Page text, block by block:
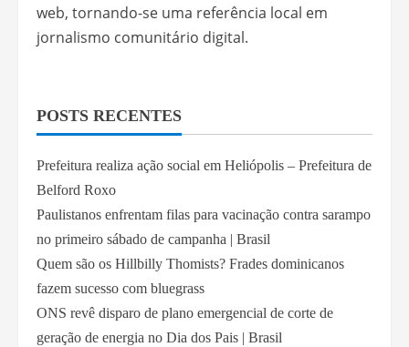
web, tornando-se uma referência local em
jornalismo comunitário digital.
POSTS RECENTES
Prefeitura realiza ação social em Heliópolis – Prefeitura de
Belford Roxo
Paulistanos enfrentam filas para vacinação contra sarampo
no primeiro sábado de campanha | Brasil
Quem são os Hillbilly Thomists? Frades dominicanos
fazem sucesso com bluegrass
ONS revê disparo de plano emergencial de corte de
geração de energia no Dia dos Pais | Brasil